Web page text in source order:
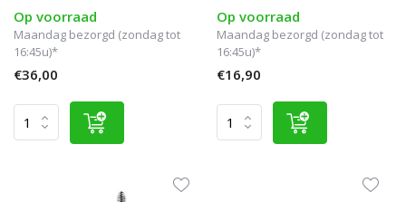
Op voorraad
Maandag bezorgd (zondag tot
16:45u)*
€36,00
Op voorraad
Maandag bezorgd (zondag tot
16:45u)*
€16,90